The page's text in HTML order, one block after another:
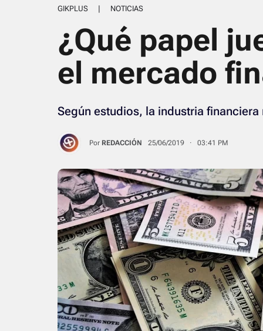
GIKPLUS | NOTICIAS
¿Qué papel
el mercado
Según estudios, la industria financiera
Por REDACCIÓN 25/06/2019 · 03:41 PM